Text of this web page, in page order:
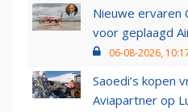
Nieuwe ervaren
voor geplaagd
06-08-2026,
Saoedi’s kopen
Aviapartner op